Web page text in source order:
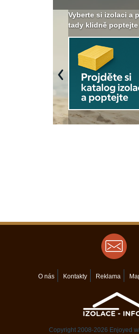
Vyberte si izolaci a
tady klidně poptejte
Previous
O nás Kontakty Reklama
Copyright 2008-2026 Enjoyed